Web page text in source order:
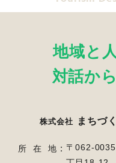
地域と
対話か
株式会社 まちづ
所在地
〒062-